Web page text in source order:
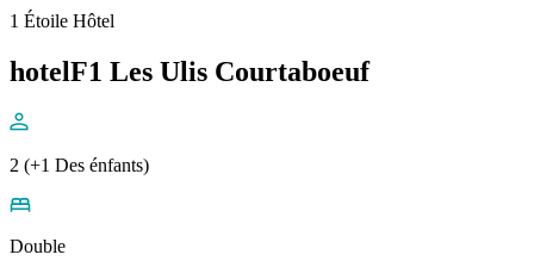
1 Étoile Hôtel
hotelF1 Les Ulis Courtaboeuf
2 (+1 Des énfants)
Double